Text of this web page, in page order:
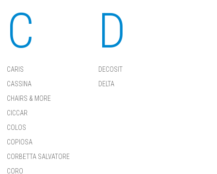
C
CARIS
CASSINA
CHAIRS & MORE
CICCAR
COLOS
COPIOSA
CORBETTA SALVATORE
CORO
D
DECOSIT
DELTA